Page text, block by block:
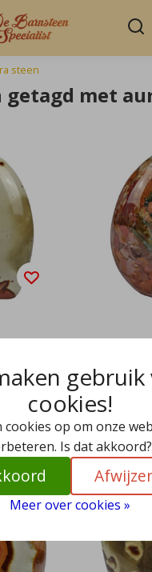
steen
getagd met
EUR 49,95
gebruik
cookies!
cookies op om onze
Is dat akkoord?
Meer over cookies »